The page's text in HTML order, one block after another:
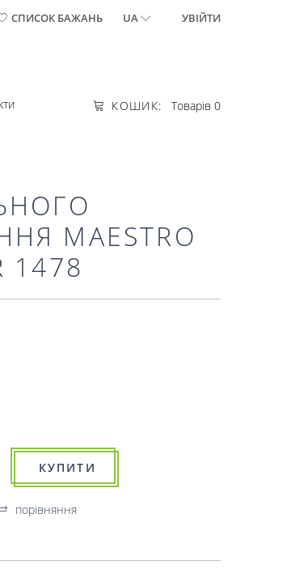
СПИСОК БАЖАНЬ UA УВІЙТИ
КОШИК: Товарів 0
MAESTRO
1478
КУПИТИ
порівняння